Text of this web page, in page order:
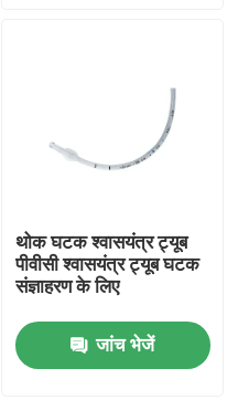
थोक घटक श्वासयंत्र ट्यूब
पीवीसी श्वासयंत्र ट्यूब घटक
संज्ञाहरण के लिए
जांच भेजें